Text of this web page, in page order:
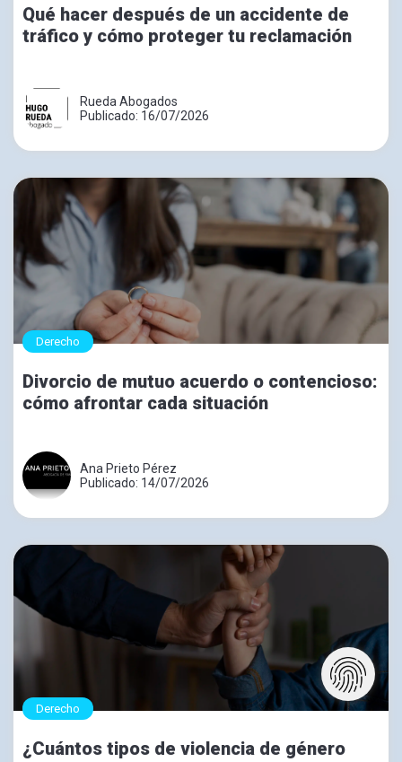
Qué hacer después de un accidente de
tráfico y cómo proteger tu reclamación
Rueda Abogados
Publicado: 16/07/2026
Derecho
Divorcio de mutuo acuerdo o contencioso:
cómo afrontar cada situación
Ana Prieto Pérez
Publicado: 14/07/2026
Derecho
¿Cuántos tipos de violencia de género